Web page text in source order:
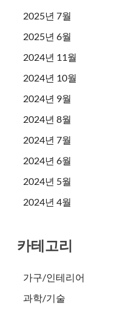
2025년 7월
2025년 6월
2024년 11월
2024년 10월
2024년 9월
2024년 8월
2024년 7월
2024년 6월
2024년 5월
2024년 4월
카테고리
가구/인테리어
과학/기술